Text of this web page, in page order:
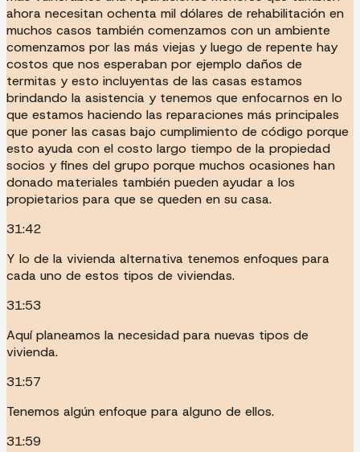
ahora necesitan ochenta mil dólares de rehabilitación en
muchos casos también comenzamos con un ambiente
comenzamos por las más viejas y luego de repente hay
costos que nos esperaban por ejemplo daños de
termitas y esto incluyentas de las casas estamos
brindando la asistencia y tenemos que enfocarnos en lo
que estamos haciendo las reparaciones más principales
que poner las casas bajo cumplimiento de código porque
esto ayuda con el costo largo tiempo de la propiedad
socios y fines del grupo porque muchos ocasiones han
donado materiales también pueden ayudar a los
propietarios para que se queden en su casa.
31:42
Y lo de la vivienda alternativa tenemos enfoques para
cada uno de estos tipos de viviendas.
31:53
Aquí planeamos la necesidad para nuevas tipos de
vivienda.
31:57
Tenemos algún enfoque para alguno de ellos.
31:59